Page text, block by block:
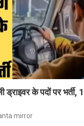
ड्राइवर के पदों पर भर्ती,
mirror